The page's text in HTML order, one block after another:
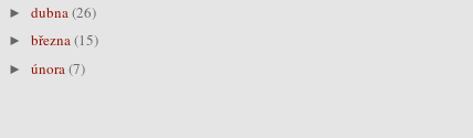
► dubna (26)
► března(15)
► února (7)